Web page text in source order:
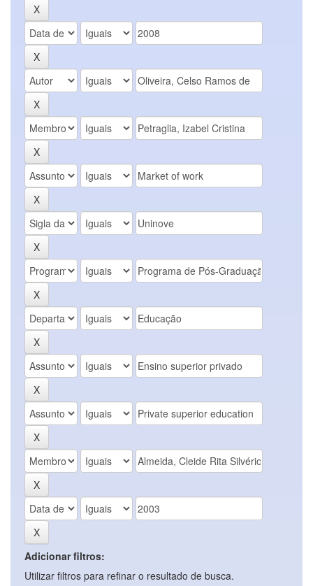
Adicionar filtros:
Utilizar filtros para refinar o resultado de busca.